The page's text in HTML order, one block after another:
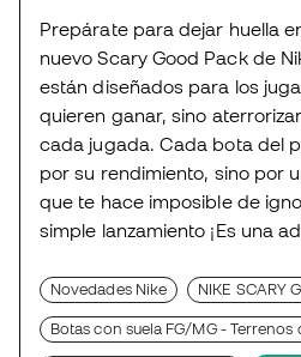
Prepárate para dejar huella
nuevo Scary Good Pack de
están diseñados para los
quieren ganar, sino
cada jugada. Cada bota del
por su rendimiento, sino por
que te hace imposible de
simple lanzamiento ¡Es una
Novedades Nike NIKE SCARY
Botas con suela FG/MG - Terrenos